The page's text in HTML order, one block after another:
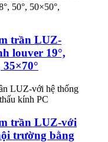
trần LUZ-
louver 19°,
35×70°
trần LUZ-với
trường bằng